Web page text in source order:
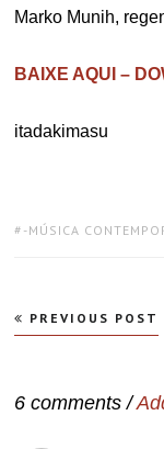
Marko Munih,
BAIXE AQUI –
itadakimasu
TAGS:
-MÚSICA
Navegação
de
PREVIOUS POST
6 comments /